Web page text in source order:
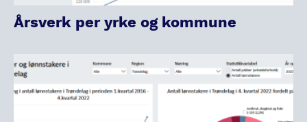
Årsverk per yrke og kommune